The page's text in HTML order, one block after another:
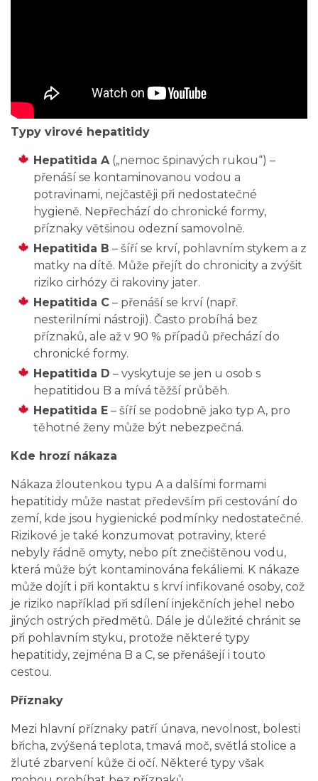
Typy virové hepatitidy
Hepatitida A(„nemoc špinavých rukou“) –
přenáší se kontaminovanou vodou a
potravinami, nejčastěji při nedostatečné
hygieně. Nepřechází do chronické formy,
příznaky většinou odezní samovolně.
Hepatitida B – šíří se krví, pohlavním stykem a z
matky na dítě. Může přejít do chronicity a zvýšit
riziko cirhózy či rakoviny jater.
Hepatitida C – přenáší se krví (např.
nesterilními nástroji). Často probíhá bez
příznaků, ale až v 90 % případů přechází do
chronické formy.
Hepatitida D – vyskytuje se jen u osob s
hepatitidou B a mívá těžší průběh.
Hepatitida E – šíří se podobně jako typ A, pro
těhotné ženy může být nebezpečná.
Kde hrozí nákaza
Nákaza žloutenkou typu A a dalšími formami
hepatitidy může nastat především při cestování do
zemí, kde jsou hygienické podmínky nedostatečné.
Rizikové je také konzumovat potraviny, které
nebyly řádně omyty, nebo pít znečištěnou vodu,
která může být kontaminována fekáliemi. K nákaze
může dojít i při kontaktu s krví infikované osoby, což
je riziko například při sdílení injekčních jehel nebo
jiných ostrých předmětů. Dále je důležité chránit se
při pohlavním styku, protože některé typy
hepatitidy, zejména B a C, se přenášejí i touto
cestou.
Příznaky
Mezi hlavní příznaky patří únava, nevolnost, bolesti
břicha, zvýšená teplota, tmavá moč, světlá stolice a
žluté zbarvení kůže či očí. Některé typy však